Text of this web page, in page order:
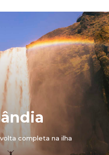
completa na ilha